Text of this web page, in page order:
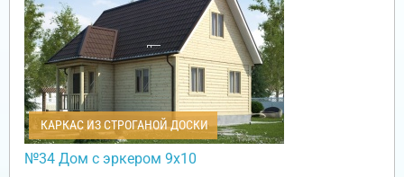
КАРКАС ИЗ СТРОГАНОЙ ДОСКИ
№34 Дом с эркером 9х10